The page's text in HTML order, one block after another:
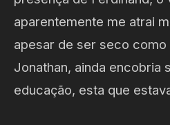
aparentemente me atrai
apesar de ser seco
Jonathan, ainda encobria
educação, esta que